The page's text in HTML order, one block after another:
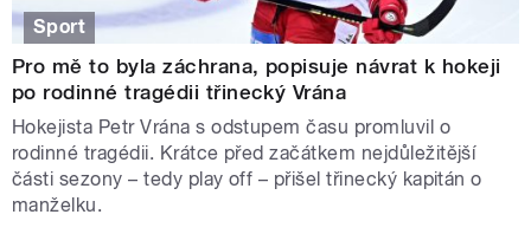
Sport
Pro mě to byla záchrana, popisuje návrat k hokeji
po rodinné tragédii třinecký Vrána
Hokejista Petr Vrána s odstupem času promluvil o
rodinné tragédii. Krátce před začátkem nejdůležitější
části sezony – tedy play off – přišel třinecký kapitán o
manželku.